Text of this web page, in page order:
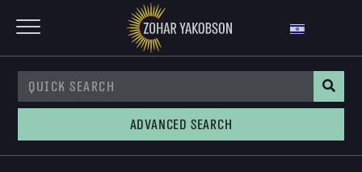
Advanced Search